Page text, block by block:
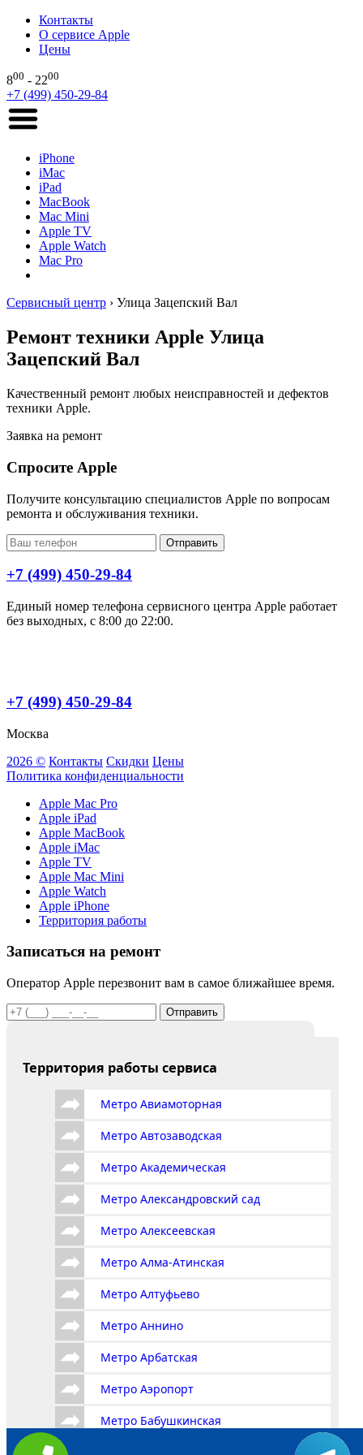
Контакты
О сервисе Apple
Цены
800 - 2200
+7 (499) 450-29-84
iPhone
iMac
iPad
MacBook
Mac Mini
Apple TV
Apple Watch
Mac Pro
Сервисный центр › Улица Зацепский Вал
Ремонт техники Apple Улица
Зацепский Вал
Качественный ремонт любых неисправностей и дефектов
техники Apple.
Заявка на ремонт
Спросите Apple
Получите консультацию специалистов Apple по вопросам
ремонта и обслуживания техники.
Отправить
+7 (499) 450-29-84
Единый номер телефона сервисного центра Apple работает
без выходных, с 8:00 до 22:00.
+7 (499) 450-29-84
Москва
2026 © Контакты Скидки Цены
Политика конфиденциальности
Apple Mac Pro
Apple iPad
Apple MacBook
Apple iMac
Apple TV
Apple Mac Mini
Apple Watch
Apple iPhone
Территория работы
Записаться на ремонт
Оператор Apple перезвонит вам в самое ближайшее время.
Отправить
Территория работы сервиса
Метро Авиамоторная
Метро Автозаводская
Метро Академическая
Метро Александровский сад
Метро Алексеевская
Метро Алма-Атинская
Метро Алтуфьево
Метро Аннино
Метро Арбатская
Метро Аэропорт
Метро Бабушкинская